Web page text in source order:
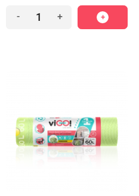
- +